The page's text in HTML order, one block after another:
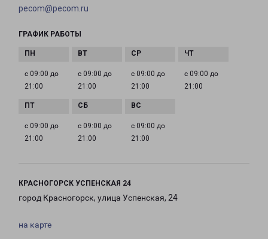
pecom@pecom.ru
ГРАФИК РАБОТЫ
с 09:00 до
21:00
с 09:00 до
21:00
с 09:00 до
21:00
с 09:00 до
21:00
с 09:00 до
21:00
с 09:00 до
21:00
с 09:00 до
21:00
КРАСНОГОРСК УСПЕНСКАЯ 24
город Красногорск, улица Успенская, 24
на карте